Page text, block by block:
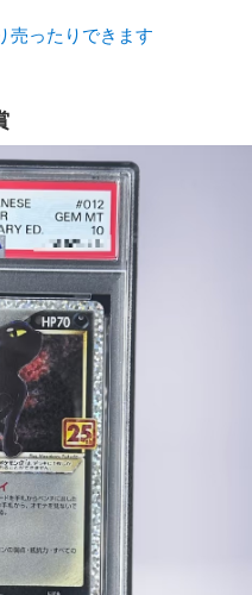
売ったりできます